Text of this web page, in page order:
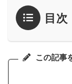
目次
この記事